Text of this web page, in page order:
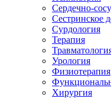
Сердечно-
Сестринское
Сурдология
Терапия
Урология
Физиотерапия
Хирургия